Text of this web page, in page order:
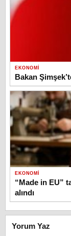
EKONOMI
Bakan
EKONOMI
“Made in EU”
alındı
Yorum Yaz